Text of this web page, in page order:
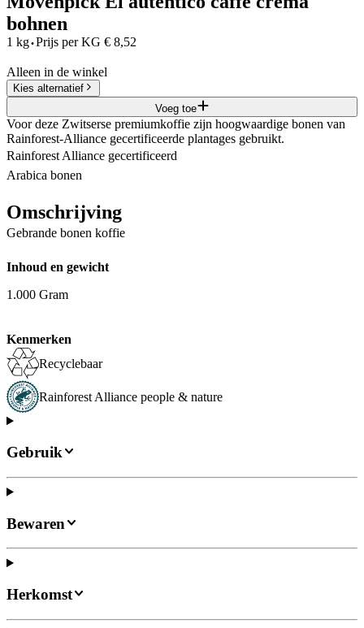
bohnen
1 kg·Prijs per KG € 8,52
Alleen in de winkel
Kies alternatief
Voeg toe
Voor deze Zwitserse premiumkoffie zijn hoogwaardige bonen van
Rainforest-Alliance gecertificeerde plantages gebruikt.
Rainforest Alliance gecertificeerd
Arabica bonen
Omschrijving
Gebrande bonen koffie
Inhoud en gewicht
1.000 Gram
Kenmerken
Recyclebaar
Rainforest Alliance people & nature
Gebruik
Bewaren
Herkomst